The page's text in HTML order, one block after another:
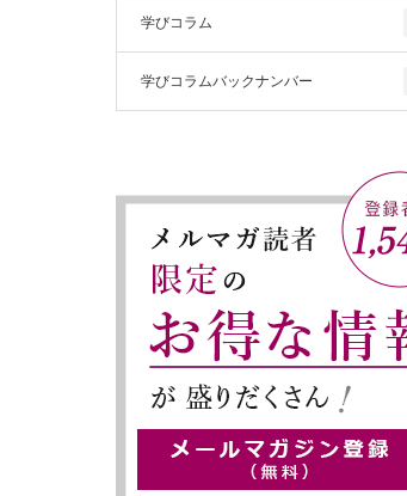
学びコラム
学びコラムバックナンバー